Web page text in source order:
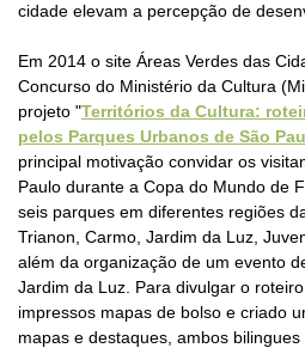
cidade elevam a percepção de
Em 2014 o site Áreas Verdes das
Concurso do Ministério da Cultura
projeto "Territórios da Cultura:
pelos Parques Urbanos de São
principal motivação convidar os
Paulo durante a Copa do Mundo de
seis parques em diferentes regiões
Trianon, Carmo, Jardim da Luz,
além da organização de um evento
Jardim da Luz. Para divulgar o
impressos mapas de bolso e criado
mapas e destaques, ambos bilingues